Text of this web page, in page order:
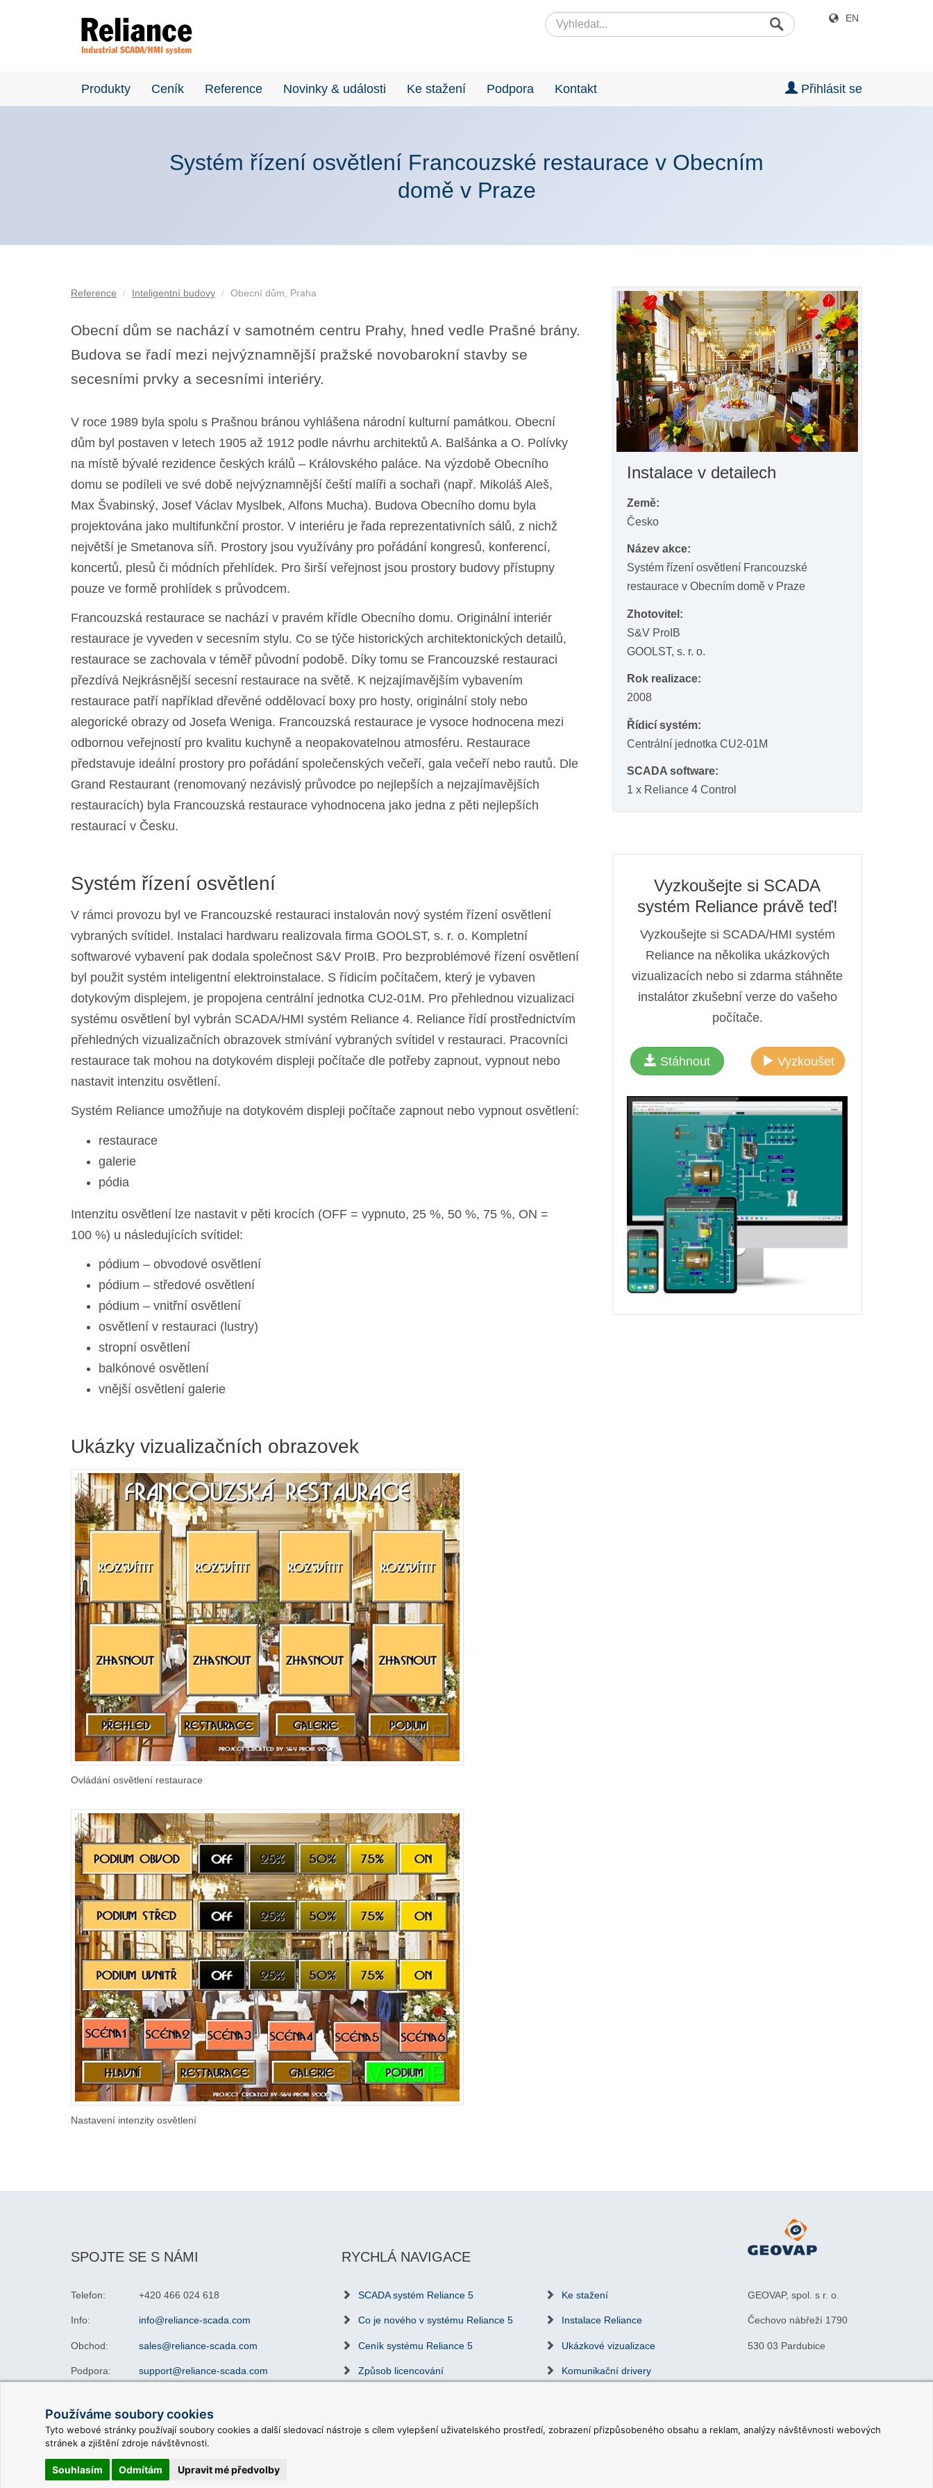
Používáme soubory cookies
Tyto webové stránky používají soubory cookies a další sledovací nástroje s cílem vylepšení uživatelského prostředí, zobrazení přizpůsobeného obsahu a reklam, analýzy návštěvnosti webových
stránek a zjištění zdroje návštěvnosti.
Souhlasím Odmítám Upravit mé předvolby
EN
Produkty Ceník Reference Novinky & události Ke stažení Podpora Kontakt Přihlásit se
Systém řízení osvětlení Francouzské restaurace v Obecním
domě v Praze
Reference Inteligentní budovy Obecní dům, Praha
Obecní dům se nachází v samotném centru Prahy, hned vedle Prašné brány.
Budova se řadí mezi nejvýznamnější pražské novobarokní stavby se
secesními prvky a secesními interiéry.
V roce 1989 byla spolu s Prašnou bránou vyhlášena národní kulturní památkou. Obecní
dům byl postaven v letech 1905 až 1912 podle návrhu architektů A. Balšánka a O. Polívky
na místě bývalé rezidence českých králů – Královského paláce. Na výzdobě Obecního
domu se podíleli ve své době nejvýznamnější čeští malíři a sochaři (např. Mikoláš Aleš,
Max Švabinský, Josef Václav Myslbek, Alfons Mucha). Budova Obecního domu byla
projektována jako multifunkční prostor. V interiéru je řada reprezentativních sálů, z nichž
největší je Smetanova síň. Prostory jsou využívány pro pořádání kongresů, konferencí,
koncertů, plesů či módních přehlídek. Pro širší veřejnost jsou prostory budovy přístupny
pouze ve formě prohlídek s průvodcem.
Francouzská restaurace se nachází v pravém křídle Obecního domu. Originální interiér
restaurace je vyveden v secesním stylu. Co se týče historických architektonických detailů,
restaurace se zachovala v téměř původní podobě. Díky tomu se Francouzské restauraci
přezdívá Nejkrásnější secesní restaurace na světě. K nejzajímavějším vybavením
restaurace patří například dřevěné oddělovací boxy pro hosty, originální stoly nebo
alegorické obrazy od Josefa Weniga. Francouzská restaurace je vysoce hodnocena mezi
odbornou veřejností pro kvalitu kuchyně a neopakovatelnou atmosféru. Restaurace
představuje ideální prostory pro pořádání společenských večeří, gala večeří nebo rautů. Dle
Grand Restaurant (renomovaný nezávislý průvodce po nejlepších a nejzajímavějších
restauracích) byla Francouzská restaurace vyhodnocena jako jedna z pěti nejlepších
restaurací v Česku.
Systém řízení osvětlení
V rámci provozu byl ve Francouzské restauraci instalován nový systém řízení osvětlení
vybraných svítidel. Instalaci hardwaru realizovala firma GOOLST, s. r. o. Kompletní
softwarové vybavení pak dodala společnost S&V ProIB. Pro bezproblémové řízení osvětlení
byl použit systém inteligentní elektroinstalace. S řídicím počítačem, který je vybaven
dotykovým displejem, je propojena centrální jednotka CU2-01M. Pro přehlednou vizualizaci
systému osvětlení byl vybrán SCADA/HMI systém Reliance 4. Reliance řídí prostřednictvím
přehledných vizualizačních obrazovek stmívání vybraných svítidel v restauraci. Pracovníci
restaurace tak mohou na dotykovém displeji počítače dle potřeby zapnout, vypnout nebo
nastavit intenzitu osvětlení.
Systém Reliance umožňuje na dotykovém displeji počítače zapnout nebo vypnout osvětlení:
restaurace
galerie
pódia
Intenzitu osvětlení lze nastavit v pěti krocích (OFF = vypnuto, 25 %, 50 %, 75 %, ON =
100 %) u následujících svítidel:
pódium – obvodové osvětlení
pódium – středové osvětlení
pódium – vnitřní osvětlení
osvětlení v restauraci (lustry)
stropní osvětlení
balkónové osvětlení
vnější osvětlení galerie
Ukázky vizualizačních obrazovek
Ovládání osvětlení restaurace
Nastavení intenzity osvětlení
Instalace v detailech
Země:
Česko
Název akce:
Systém řízení osvětlení Francouzské
restaurace v Obecním domě v Praze
Zhotovitel:
S&V ProIB
GOOLST, s. r. o.
Rok realizace:
2008
Řídicí systém:
Centrální jednotka CU2-01M
SCADA software:
1 x Reliance 4 Control
Vyzkoušejte si SCADA
systém Reliance právě teď!
Vyzkoušejte si SCADA/HMI systém
Reliance na několika ukázkových
vizualizacích nebo si zdarma stáhněte
instalátor zkušební verze do vašeho
počítače.
Stáhnout Vyzkoušet
SPOJTE SE S NÁMI RYCHLÁ NAVIGACE
Telefon:
Info:
Obchod:
Podpora:
+420 466 024 618
info@reliance-scada.com
sales@reliance-scada.com
support@reliance-scada.com
SCADA systém Reliance 5
Co je nového v systému Reliance 5
Ceník systému Reliance 5
Způsob licencování
Ke stažení
Instalace Reliance
Ukázkové vizualizace
Komunikační drivery
GEOVAP, spol. s r. o.
Čechovo nábřeží 1790
530 03 Pardubice
© 2026 GEOVAP, spol. s r. o. |Pravidla použití webu